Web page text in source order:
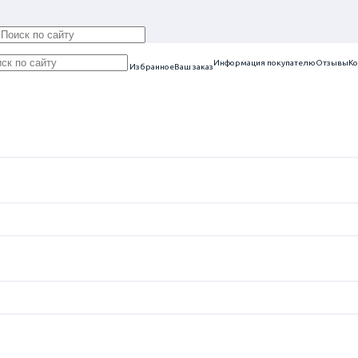
ИзбранноеВаш заказИнформация покупателюОтзывы